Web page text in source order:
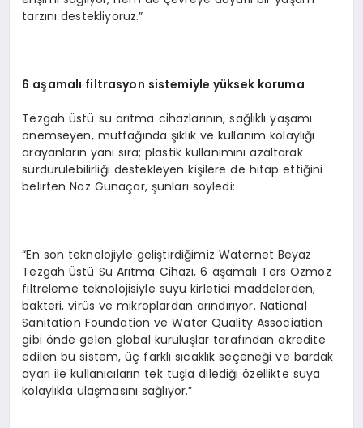
tarzını destekliyoruz.”
6 aşamalı filtrasyon sistemiyle yüksek koruma
Tezgah üstü su arıtma cihazlarının, sağlıklı yaşamı
önemseyen, mutfağında şıklık ve kullanım kolaylığı
arayanların yanı sıra; plastik kullanımını azaltarak
sürdürülebilirliği destekleyen kişilere de hitap ettiğini
belirten Naz Günaçar, şunları söyledi:
“En son teknolojiyle geliştirdiğimiz Waternet Beyaz
Tezgah Üstü Su Arıtma Cihazı, 6 aşamalı Ters Ozmoz
filtreleme teknolojisiyle suyu kirletici maddelerden,
bakteri, virüs ve mikroplardan arındırıyor. National
Sanitation Foundation ve Water Quality Association
gibi önde gelen global kuruluşlar tarafından akredite
edilen bu sistem, üç farklı sıcaklık seçeneği ve bardak
ayarı ile kullanıcıların tek tuşla dilediği özellikte suya
kolaylıkla ulaşmasını sağlıyor.”